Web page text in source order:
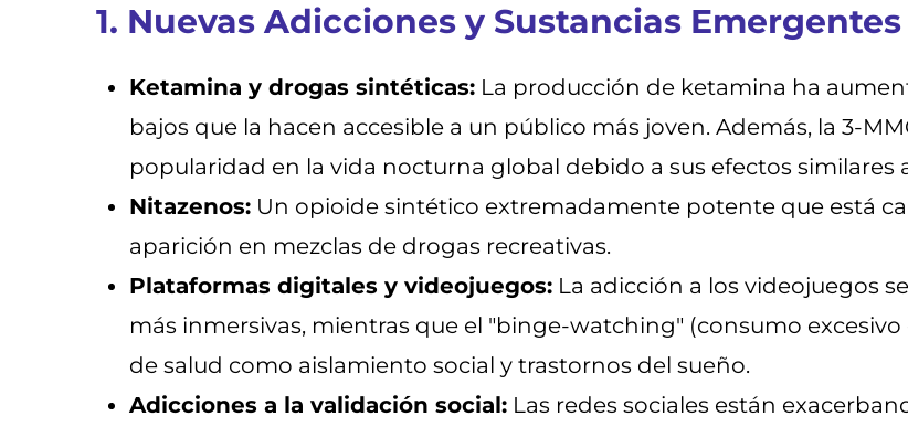
1. Nuevas Adicciones y Sustancias Emergentes
Ketamina y drogas sintéticas: La producción de ketamina ha
bajos que la hacen accesible a un público más joven. Además, la 3-
popularidad en la vida nocturna global debido a sus efectos similares
Nitazenos: Un opioide sintético extremadamente potente que está
aparición en mezclas de drogas recreativas.
Plataformas digitales y videojuegos: La adicción a los videojuegos
más inmersivas, mientras que el "binge-watching" (consumo
de salud como aislamiento social y trastornos del sueño.
Adicciones a la validación social: Las redes sociales están